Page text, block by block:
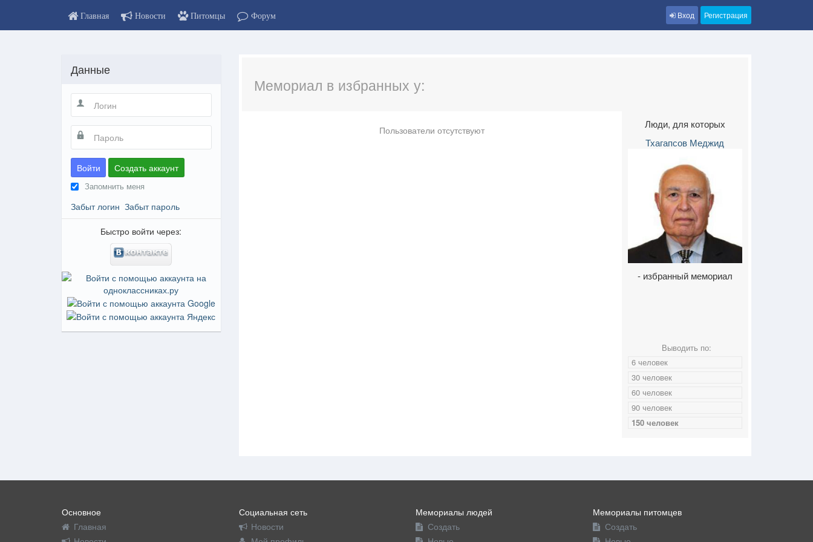
Главная Новости Питомцы Форум Вход Регистрация
Мемориал в избранных у:
Пользователи отсутствуют
Люди, для которых
Тхагапсов Меджид
- избранный мемориал
Выводить по:
6 человек
30 человек
60 человек
90 человек
150 человек
Данные
Войти Создать аккаунт
Запомнить меня
Забыт логин Забыт пароль
Быстро войти через:
Основное
Главная
Социальная сеть
Новости
Мемориалы людей
Создать
Мемориалы питомцев
Создать